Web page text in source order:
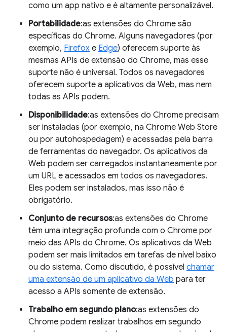
como um app nativo e é altamente personalizável.
Portabilidade:as extensões do Chrome são
específicas do Chrome. Alguns navegadores (por
exemplo, Firefox e Edge) oferecem suporte às
mesmas APIs de extensão do Chrome, mas esse
suporte não é universal. Todos os navegadores
oferecem suporte a aplicativos da Web, mas nem
todas as APIs podem.
Disponibilidade:as extensões do Chrome precisam
ser instaladas (por exemplo, na Chrome Web Store
ou por autohospedagem) e acessadas pela barra
de ferramentas do navegador. Os aplicativos da
Web podem ser carregados instantaneamente por
um URL e acessados em todos os navegadores.
Eles podem ser instalados, mas isso não é
obrigatório.
Conjunto de recursos:as extensões do Chrome
têm uma integração profunda com o Chrome por
meio das APIs do Chrome. Os aplicativos da Web
podem ser mais limitados em tarefas de nível baixo
ou do sistema. Como discutido, é possível chamar
uma extensão de um aplicativo da Web para ter
acesso a APIs somente de extensão.
Trabalho em segundo plano:as extensões do
Chrome podem realizar trabalhos em segundo